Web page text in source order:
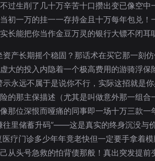
过生削了几十万辛苦十口攒出变已像空
初一万的挂一一存持金且十万每年包兑
长能把你当作金豆万灵的银行大镖不闭
资产长期摇个稳固？那话术在买它那一刻
大的投入内隐着一个极高费用的游骑浮
永远不属于是说你不行，实际这招就是
的那主保描述（尤其是叫做意外那一组
那位深恨而哑痛的同事即一场十万三款
往里储蓄升码”——这是真实的终身沉没与
疗门诊多少年年竟老快但一定要手拿着
从头号急救的怕背债那般！真出突发提